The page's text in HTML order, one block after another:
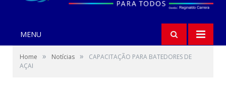
MENU
Home » Notícias »
CAPACITAÇÃO PARA BATEDORES DE
AÇAI